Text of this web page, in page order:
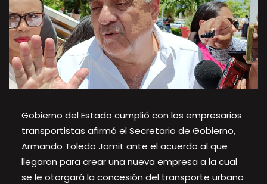
Gobierno del Estado cumplió con los empresarios
transportistas afirmó el Secretario de Gobierno,
Armando Toledo Jamit ante el acuerdo al que
llegaron para crear una nueva empresa a la cual
se le otorgará la concesión del transporte urbano